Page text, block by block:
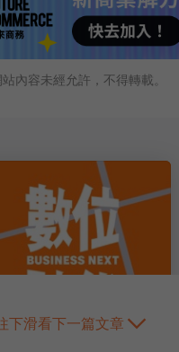
內容未經允許，不得轉載。
下滑看下一篇文章